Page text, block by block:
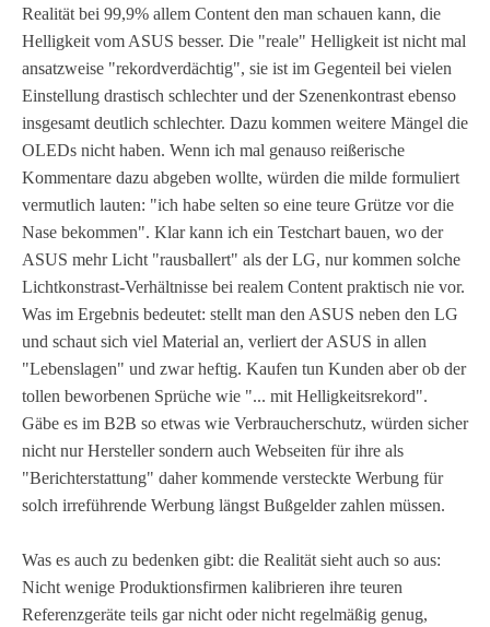
Realität bei 99,9% allem Content den man schauen kann, die
Helligkeit vom ASUS besser. Die "reale" Helligkeit ist nicht mal
ansatzweise "rekordverdächtig", sie ist im Gegenteil bei vielen
Einstellung drastisch schlechter und der Szenenkontrast ebenso
insgesamt deutlich schlechter. Dazu kommen weitere Mängel die
OLEDs nicht haben. Wenn ich mal genauso reißerische
Kommentare dazu abgeben wollte, würden die milde formuliert
vermutlich lauten: "ich habe selten so eine teure Grütze vor die
Nase bekommen". Klar kann ich ein Testchart bauen, wo der
ASUS mehr Licht "rausballert" als der LG, nur kommen solche
Lichtkonstrast-Verhältnisse bei realem Content praktisch nie vor.
Was im Ergebnis bedeutet: stellt man den ASUS neben den LG
und schaut sich viel Material an, verliert der ASUS in allen
"Lebenslagen" und zwar heftig. Kaufen tun Kunden aber ob der
tollen beworbenen Sprüche wie "... mit Helligkeitsrekord".
Gäbe es im B2B so etwas wie Verbraucherschutz, würden sicher
nicht nur Hersteller sondern auch Webseiten für ihre als
"Berichterstattung" daher kommende versteckte Werbung für
solch irreführende Werbung längst Bußgelder zahlen müssen.
Was es auch zu bedenken gibt: die Realität sieht auch so aus:
Nicht wenige Produktionsfirmen kalibrieren ihre teuren
Referenzgeräte teils gar nicht oder nicht regelmäßig genug,